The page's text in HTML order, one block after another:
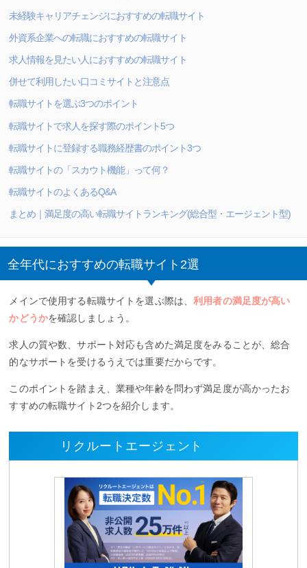
未経験キャリアチェンジにおすすめの転職サイト
外資系企業への転職におすすめの転職サイト
求人情報を見たい人におすすめの転職サイト
併せて利用したい口コミサイトと注意点
転職サイトを選ぶ3つのポイント
転職サイトで求人を探す際のポイント5つ
転職サイトに登録する職務経歴書のポイント3つ
転職サイトの「スカウト機能」って何？
転職サイトのよくあるQ&A
まとめ｜満足度の高い転職サイトランキング(総合型・エージェント型)
全年代におすすめの転職サイト2選
メインで使用する転職サイトを選ぶ際は、利用者の満足度が高い
かどうかを確認しましょう。
求人の質や数、サポート対応も含めた満足度をみることが、総合
的なサポートを受けるうえでは重要だからです。
このポイントを踏まえ、業種や年齢を問わず満足度が高かったお
すすめの転職サイト2つを紹介します。
リクルートエージェント